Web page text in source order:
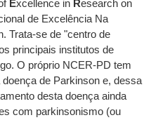
Excellence in Research on
de Excelência Na
Trata-se de "centro de
principais institutos de
O próprio NCER-PD tem
de Parkinson e, dessa
desta doença ainda
com parkinsonismo (ou